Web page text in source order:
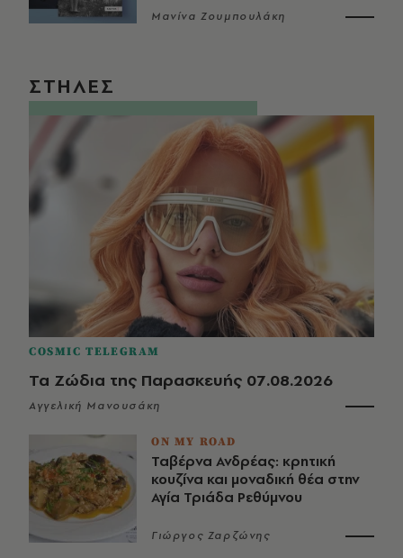
Μανίνα Ζουμπουλάκη
ΣΤΗΛΕΣ
COSMIC TELEGRAM
Τα Ζώδια της Παρασκευής 07.08.2026
Αγγελική Μανουσάκη
ON MY ROAD
Ταβέρνα Ανδρέας: κρητική
κουζίνα και μοναδική θέα στην
Αγία Τριάδα Ρεθύμνου
Γιώργος Ζαρζώνης